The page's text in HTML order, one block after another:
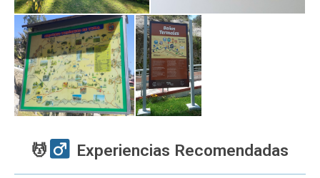
💆‍ ️ Experiencias Recomendadas